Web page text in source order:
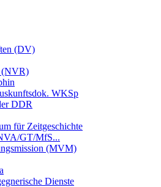
(DV)
(NVR)
WKSp
DDR
für Zeitgeschichte
GT/MfS...
(MVM)
Dienste